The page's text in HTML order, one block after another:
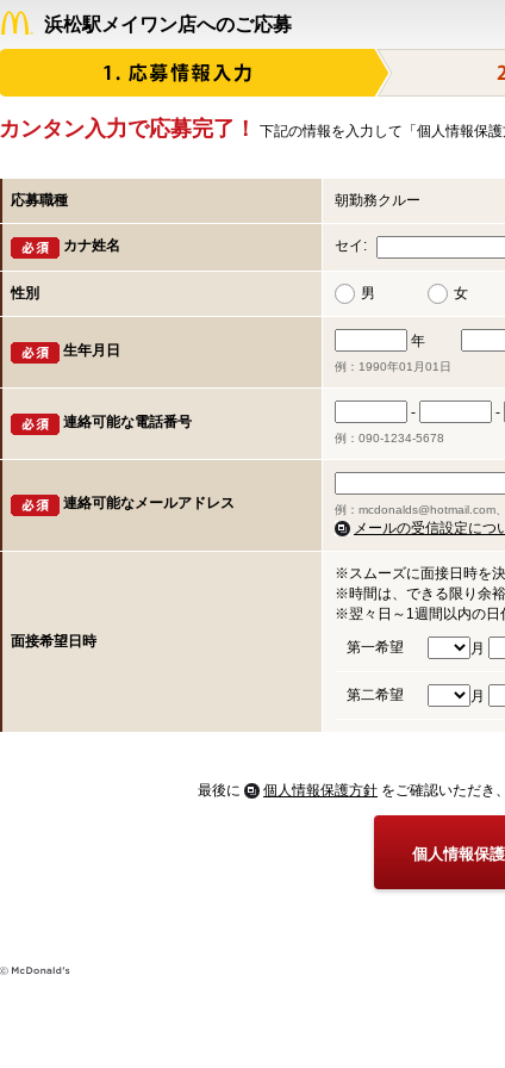
浜松駅メイワン店へのご応募
カンタン入力で応募完了！ 下記の情報を入力して「個人情報保
応募職種 朝勤務クルー
カナ姓名 セイ:
性別 男 女
生年月日
年
例：1990年01月01日
連絡可能な電話番号
- -
例：090-1234-5678
連絡可能なメールアドレス 例：mcdonalds@hotmail.com
メールの受信設定につ
面接希望日時
※スムーズに面接日時を
※時間は、できる限り余
※翌々日～1週間以内の日
第一希望
月
第二希望 月
最後に 個人情報保護方針 をご確認いただき
個人情報保